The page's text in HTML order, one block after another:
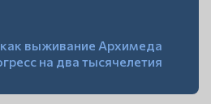
как выживание Архимеда
на два тысячелетия